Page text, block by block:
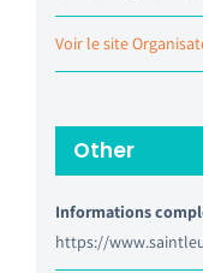
Voir le site
Other
Informations
https://